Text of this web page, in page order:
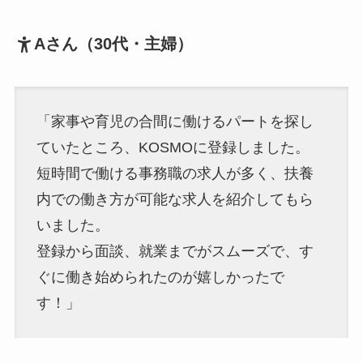
Aさん（30代・主婦）
「家事や育児の合間に働けるパートを探し
ていたところ、KOSMOに登録しました。
短時間で働ける事務職の求人が多く、扶養
内での働き方が可能な求人を紹介してもら
いました。
登録から面談、就業までがスムーズで、す
ぐに働き始められたのが嬉しかったで
す！」